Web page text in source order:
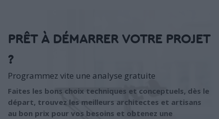
PRÊT À DÉMARRER VOTRE PROJET
?
Programmez vite une analyse gratuite
Faites les bons choix techniques et conceptuels, dès le
départ, trouvez les meilleurs architectes et artisans
au bon prix pour vos besoins et obtenez une